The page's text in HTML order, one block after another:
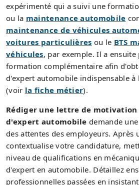
expérimenté qui a suivi une
ou la maintenance automobile
maintenance de véhicules
voitures particulières ou le BTS
véhicules, par exemple. Il a ensuite
formation complémentaire afin
d'expert automobile indispensable à
(voir la fiche métier).
Rédiger une lettre de motivation
d'expert automobile demande
des attentes des employeurs. Après
contextualise votre candidature,
niveau de qualifications en
d'expert en automobile. Détaillez
professionnelles passées en